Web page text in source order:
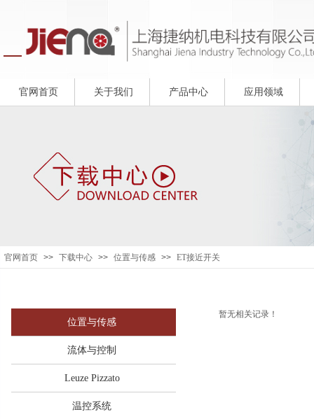
官网首页 关于我们 产品中心 应用领域
官网首页 >> 下载中心 >> 位置与传感 >> ET接近开关
暂无相关记录！
位置与传感
流体与控制
Leuze Pizzato
温控系统